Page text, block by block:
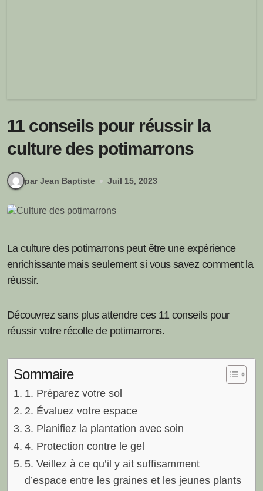
11 conseils pour réussir la
culture des potimarrons
par Jean Baptiste Juil 15, 2023
La culture des potimarrons peut être une expérience
enrichissante mais seulement si vous savez comment la
réussir.
Découvrez sans plus attendre ces 11 conseils pour
réussir votre récolte de potimarrons.
Sommaire
1. Préparez votre sol
2. Évaluez votre espace
3. Planifiez la plantation avec soin
4. Protection contre le gel
5. Veillez à ce qu’il y ait suffisamment
d’espace entre les graines et les jeunes plants